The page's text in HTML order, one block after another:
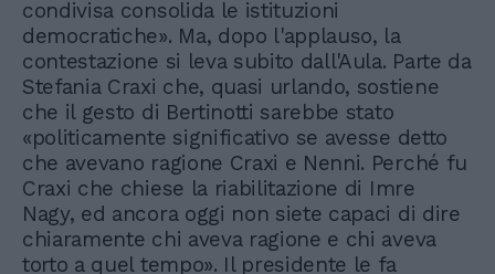
condivisa consolida le istituzioni
democratiche». Ma, dopo l'applauso, la
contestazione si leva subito dall'Aula. Parte da
Stefania Craxi che, quasi urlando, sostiene
che il gesto di Bertinotti sarebbe stato
«politicamente significativo se avesse detto
che avevano ragione Craxi e Nenni. Perché fu
Craxi che chiese la riabilitazione di Imre
Nagy, ed ancora oggi non siete capaci di dire
chiaramente chi aveva ragione e chi aveva
torto a quel tempo». Il presidente le fa